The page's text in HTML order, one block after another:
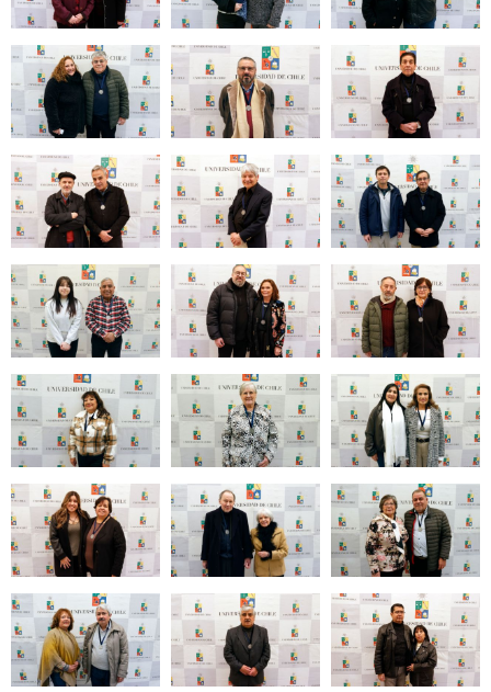
Zoom Zoom Zoom
Zoom Zoom Zoom
Zoom Zoom Zoom
Zoom Zoom Zoom
Zoom Zoom Zoom
Zoom Zoom Zoom